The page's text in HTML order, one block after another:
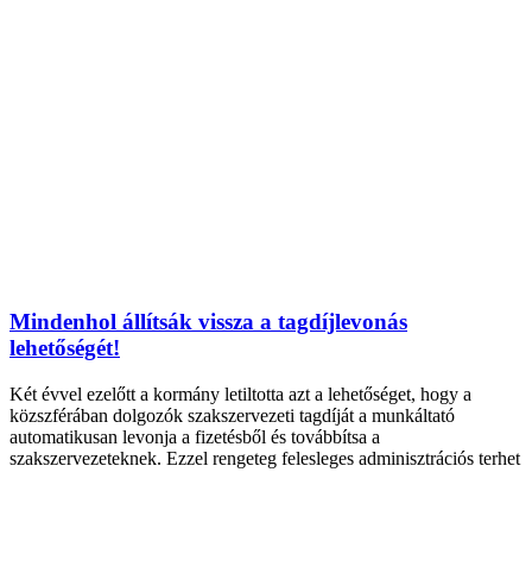
Mindenhol állítsák vissza a tagdíjlevonás
lehetőségét!
Két évvel ezelőtt a kormány letiltotta azt a lehetőséget, hogy a
közszférában dolgozók szakszervezeti tagdíját a munkáltató
automatikusan levonja a fizetésből és továbbítsa a
szakszervezeteknek. Ezzel rengeteg felesleges adminisztrációs terhet